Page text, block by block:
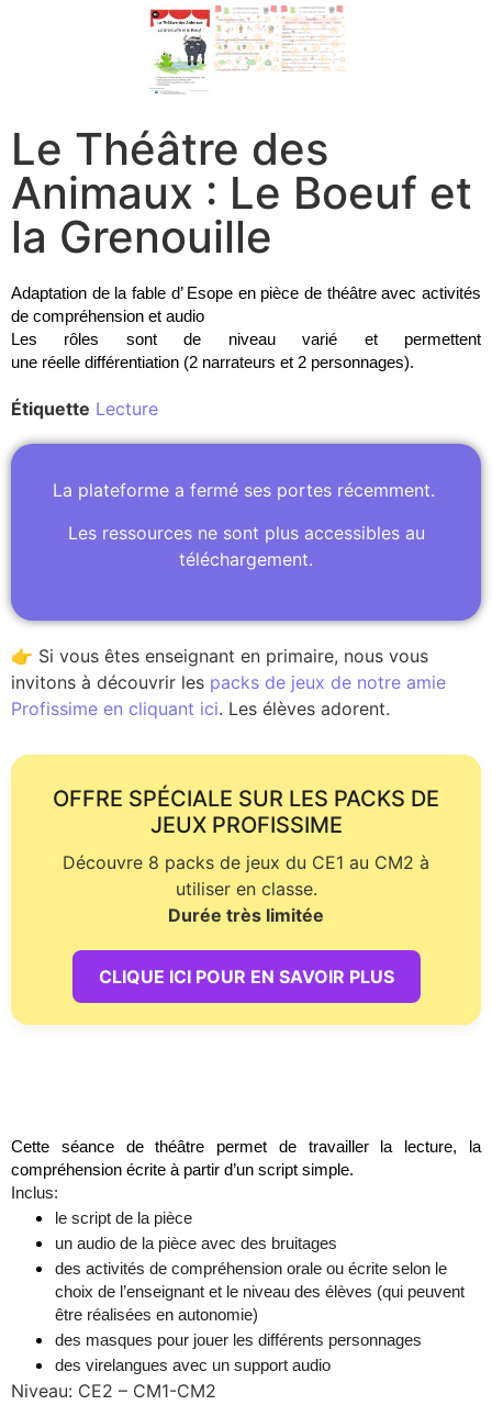
Le Théâtre des
Animaux : Le Boeuf et
la Grenouille
Adaptation de la fable d’ Esope en pièce de théâtre avec activités
de compréhension et audio
Les rôles sont de niveau varié et permettent
une réelle différentiation (2 narrateurs et 2 personnages).
Étiquette Lecture
La plateforme a fermé ses portes récemment.
Les ressources ne sont plus accessibles au
téléchargement.
👉 Si vous êtes enseignant en primaire, nous vous
invitons à découvrir les packs de jeux de notre amie
Profissime en cliquant ici. Les élèves adorent.
OFFRE SPÉCIALE SUR LES PACKS DE
JEUX PROFISSIME
Découvre 8 packs de jeux du CE1 au CM2 à
utiliser en classe.
Durée très limitée
CLIQUE ICI POUR EN SAVOIR PLUS
Cette séance de théâtre permet de travailler la lecture, la
compréhension écrite à partir d’un script simple.
Inclus:
le script de la pièce
un audio de la pièce avec des bruitages
des activités de compréhension orale ou écrite selon le
choix de l’enseignant et le niveau des élèves (qui peuvent
être réalisées en autonomie)
des masques pour jouer les différents personnages
des virelangues avec un support audio
Niveau: CE2 – CM1-CM2